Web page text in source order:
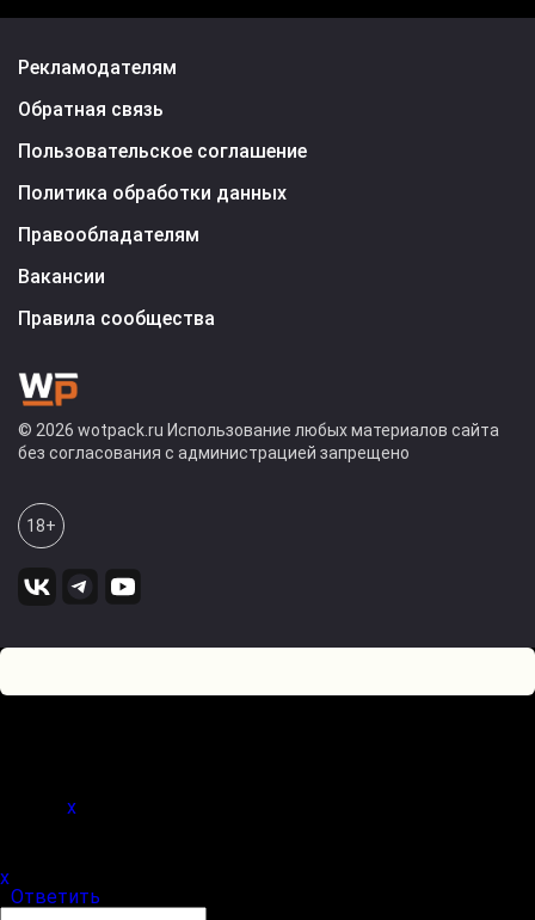
Рекламодателям
Обратная связь
Пользовательское соглашение
Политика обработки данных
Правообладателям
Вакансии
Правила сообщества
© 2026 wotpack.ru Использование любых материалов сайта
без согласования с администрацией запрещено
18+
x
x
Ответить